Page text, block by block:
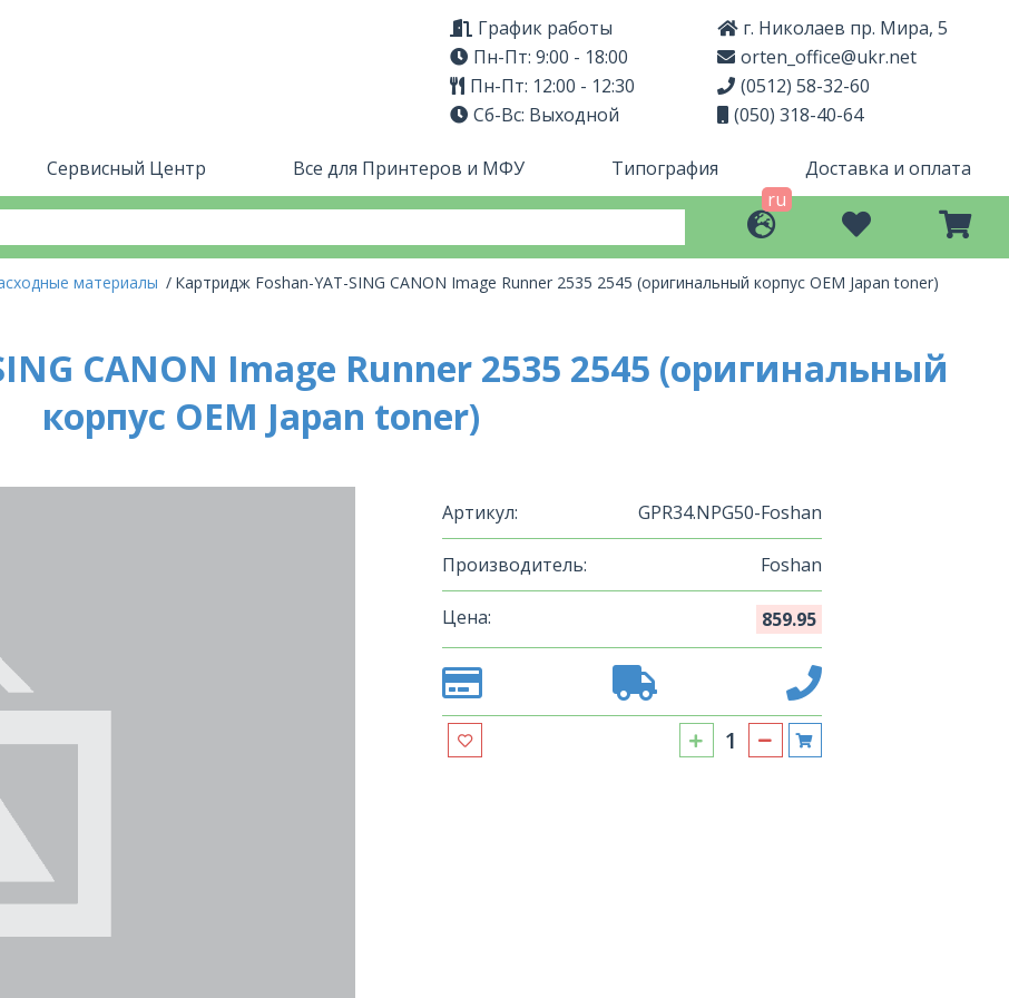
График работы
Пн-Пт: 9:00 - 18:00
Пн-Пт: 12:00 - 12:30
Сб-Вс: Выходной
г. Николаев пр. Мира, 5
orten_office@ukr.net
(0512) 58-32-60
(050) 318-40-64
Сервисный Центр Все для Принтеров и МФУ Типография
Доставка и оплата
ru
материалы Картридж Foshan-YAT-SING CANON Image Runner 2535 2545 (оригинальный корпус OEM Japan toner)
CANON Image Runner 2535 2545 (оригинальный
корпус OEM Japan toner)
Артикул: GPR34.NPG50-Foshan
Производитель: Foshan
Цена: 859.95